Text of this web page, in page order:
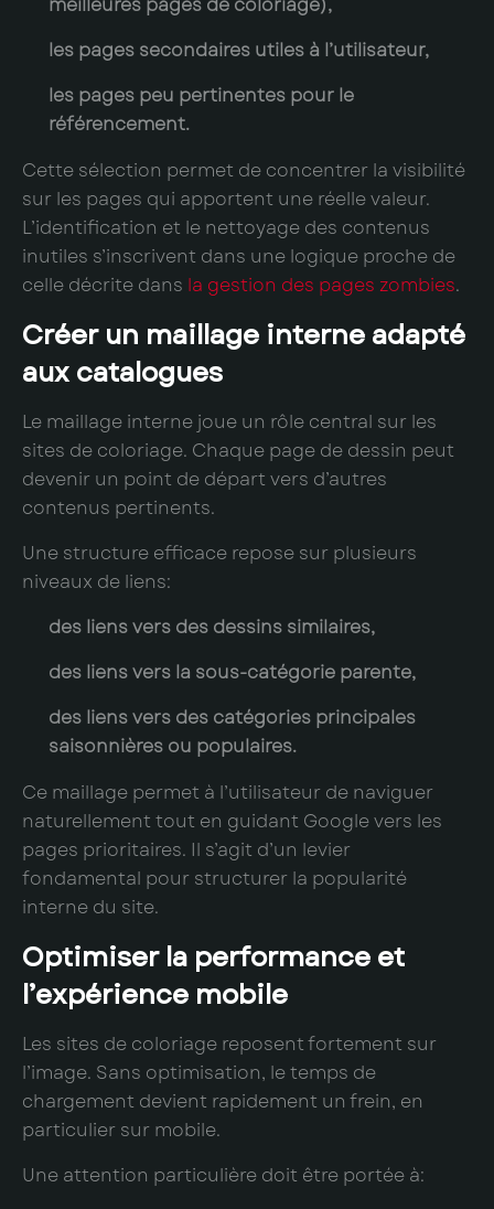
les pages secondaires utiles à l’utilisateur,
les pages peu pertinentes pour le
référencement.
Cette sélection permet de concentrer la visibilité
sur les pages qui apportent une réelle valeur.
L’identification et le nettoyage des contenus
inutiles s’inscrivent dans une logique proche de
celle décrite dans la gestion des pages zombies.
Créer un maillage interne adapté
aux catalogues
Le maillage interne joue un rôle central sur les
sites de coloriage. Chaque page de dessin peut
devenir un point de départ vers d’autres
contenus pertinents.
Une structure efficace repose sur plusieurs
niveaux de liens:
des liens vers des dessins similaires,
des liens vers la sous-catégorie parente,
des liens vers des catégories principales
saisonnières ou populaires.
Ce maillage permet à l’utilisateur de naviguer
naturellement tout en guidant Google vers les
pages prioritaires. Il s’agit d’un levier
fondamental pour structurer la popularité
interne du site.
Optimiser la performance et
l’expérience mobile
Les sites de coloriage reposent fortement sur
l’image. Sans optimisation, le temps de
chargement devient rapidement un frein, en
particulier sur mobile.
Une attention particulière doit être portée à: